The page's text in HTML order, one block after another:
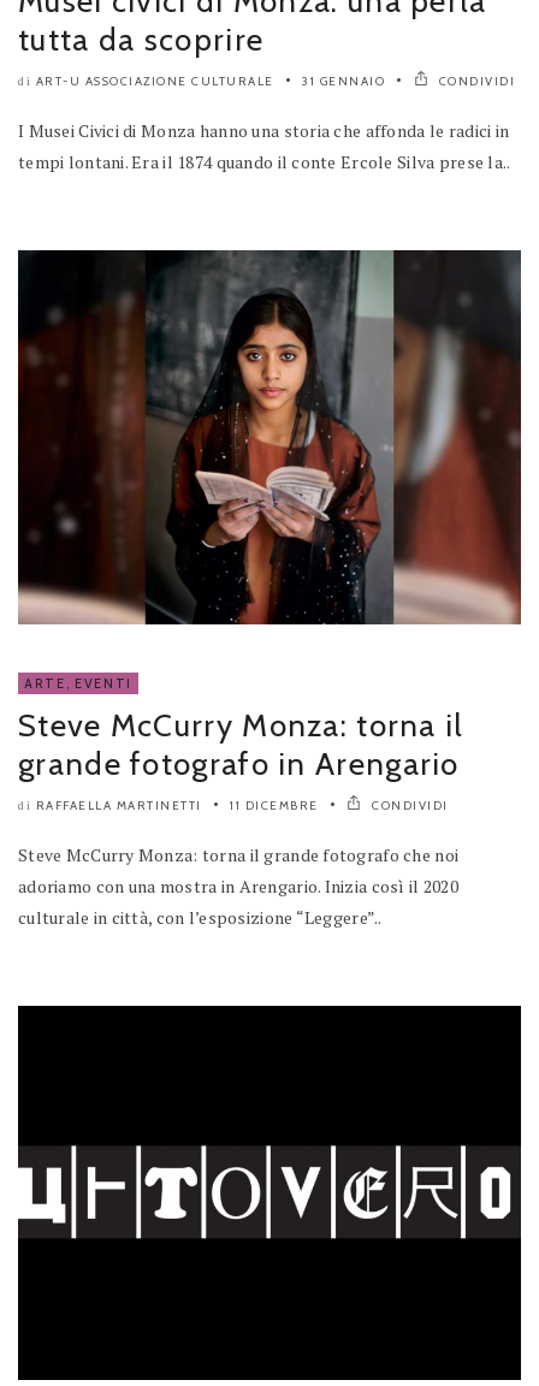
tutta da scoprire
di ART-U ASSOCIAZIONE CULTURALE 31 GENNAIO CONDIVIDI
I Musei Civici di Monza hanno una storia che affonda le radici in
tempi lontani. Era il 1874 quando il conte Ercole Silva prese la..
ARTE , EVENTI
Steve McCurry Monza: torna il
grande fotografo in Arengario
di RAFFAELLA MARTINETTI 11 DICEMBRE CONDIVIDI
Steve McCurry Monza: torna il grande fotografo che noi
adoriamo con una mostra in Arengario. Inizia così il 2020
culturale in città, con l’esposizione “Leggere”..